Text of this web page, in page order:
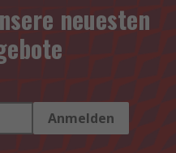
neuesten
Anmelden